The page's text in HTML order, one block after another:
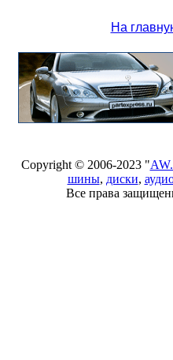
На
Copyright © 2006-2023 "
шины, диски,
Все права